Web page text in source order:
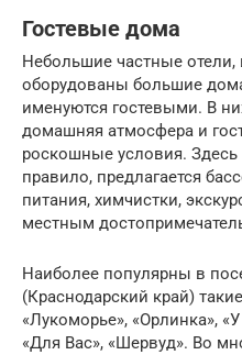
Гостевые дома
Небольшие частные
оборудованы большие
именуются гостевыми. В
домашняя атмосфера и
роскошные условия.
правило, предлагается
питания, химчистки,
местным
Наиболее популярны в
(Краснодарский край)
«Лукоморье», «Орлинка»,
«Для Вас», «Шервуд». Во